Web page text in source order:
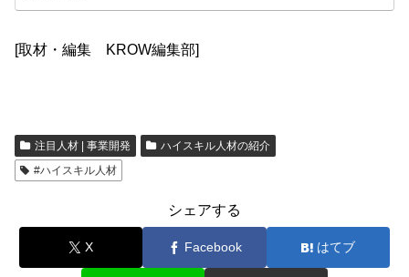
[取材・編集 KROW編集部]
注目人材 | 事業開発
ハイスキル人材の紹介
#ハイスキル人材
シェアする
X Facebook はてブ